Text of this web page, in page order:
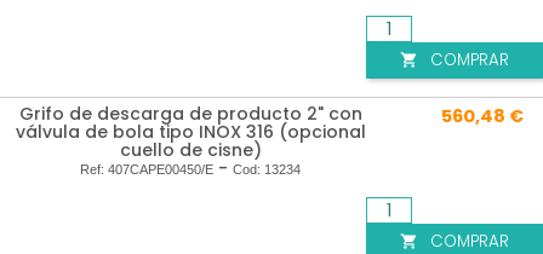
 COMPRAR
Grifo de descarga de producto 2" con
válvula de bola tipo INOX 316 (opcional
cuello de cisne)
Ref: 407CAPE00450/E - Cod: 13234
560,48 €
 COMPRAR